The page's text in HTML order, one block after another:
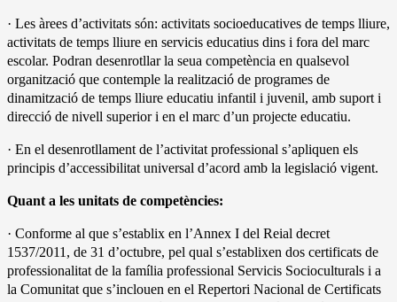
· Les àrees d’activitats són: activitats socioeducatives de temps lliure,
activitats de temps lliure en servicis educatius dins i fora del marc
escolar. Podran desenrotllar la seua competència en qualsevol
organització que contemple la realització de programes de
dinamització de temps lliure educatiu infantil i juvenil, amb suport i
direcció de nivell superior i en el marc d’un projecte educatiu.
· En el desenrotllament de l’activitat professional s’apliquen els
principis d’accessibilitat universal d’acord amb la legislació vigent.
Quant a les unitats de competències:
· Conforme al que s’establix en l’Annex I del Reial decret
1537/2011, de 31 d’octubre, pel qual s’establixen dos certificats de
professionalitat de la família professional Servicis Socioculturals i a
la Comunitat que s’inclouen en el Repertori Nacional de Certificats